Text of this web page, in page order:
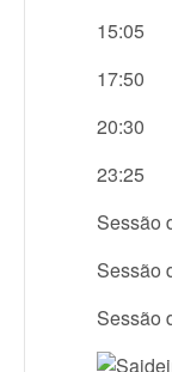
15:05
17:50
20:30
23:25
Sessão
Sessão
Sessão